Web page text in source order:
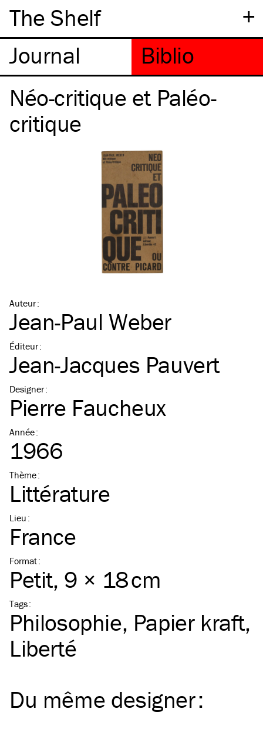
+
The Shelf
Néo-critique et Paléo-
critique
Auteur:
Jean-Paul Weber
Éditeur:
Jean-Jacques Pauvert
Designer:
Pierre Faucheux
Année:
1966
Thème:
Littérature
Lieu :
France
Format:
Petit, 9 × 18 cm
Tags:
Philosophie Papier kraft
Liberté
Du même designer: